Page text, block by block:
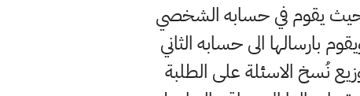
حيث يقوم في حسابه الشخصي
بارسالها الى حسابه الثاني
نُسخ الاسئلة على الطلبة